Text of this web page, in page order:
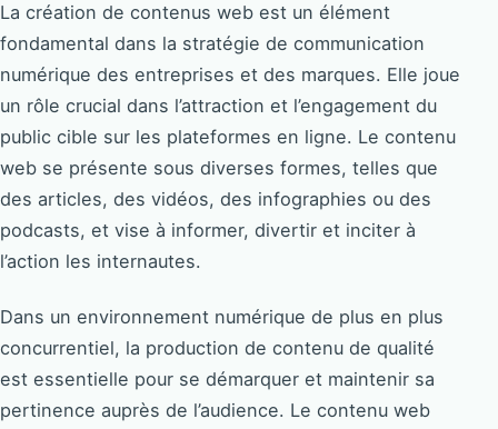
La création de contenus web est un élément
fondamental dans la stratégie de communication
numérique des entreprises et des marques. Elle joue
un rôle crucial dans l’attraction et l’engagement du
public cible sur les plateformes en ligne. Le contenu
web se présente sous diverses formes, telles que
des articles, des vidéos, des infographies ou des
podcasts, et vise à informer, divertir et inciter à
l’action les internautes.
Dans un environnement numérique de plus en plus
concurrentiel, la production de contenu de qualité
est essentielle pour se démarquer et maintenir sa
pertinence auprès de l’audience. Le contenu web